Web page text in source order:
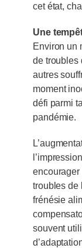
cet état,
Une
Environ un
de troubles
autres
moment
défi parmi
pandémie.
encourager
troubles de
frénésie
souvent